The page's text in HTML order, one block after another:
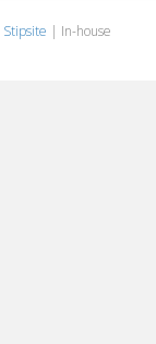
Stipsite | In-house